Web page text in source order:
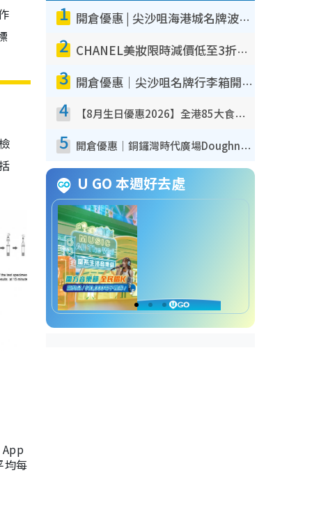
均每
1 開倉優惠 | 尖沙咀海港城名牌波鞋開倉低至1折！On鞋$899起／Joy&Peace鞋履$98起
2 CHANEL美妝限時減價低至3折！人氣粉底/唇膏/精華液低至$275！COCO香水都有平
3 開倉優惠｜尖沙咀名牌行李箱開倉低至4折！一連5日 American Tourister/ace./Hallmark $200起！
4 【8月生日優惠2026】全港85大食買玩著數攻略 自助餐/火鍋放題同行免費＋誠品/DONKI送現金券
5 開倉優惠｜銅鑼灣時代廣場Doughnut/Campo Marzio開倉低至1折！背囊、書包、手袋劈價$200起
U GO 本週好去處